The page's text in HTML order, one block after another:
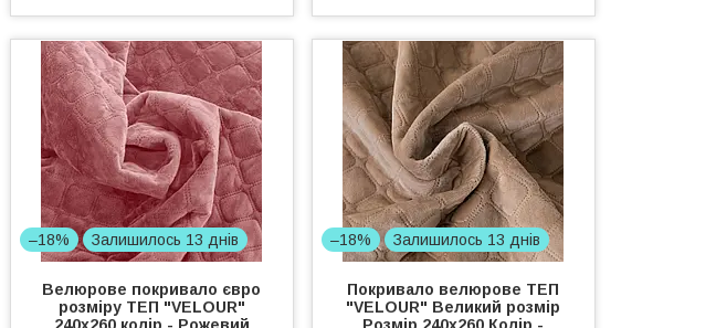
–18% Залишилось 13 днів
Велюрове покривало євро
розміру ТЕП "VELOUR"
240x260 колір - Рожевий
–18% Залишилось 13 днів
Покривало велюрове ТЕП
"VELOUR" Великий розмір
Розмір 240x260 Колір -